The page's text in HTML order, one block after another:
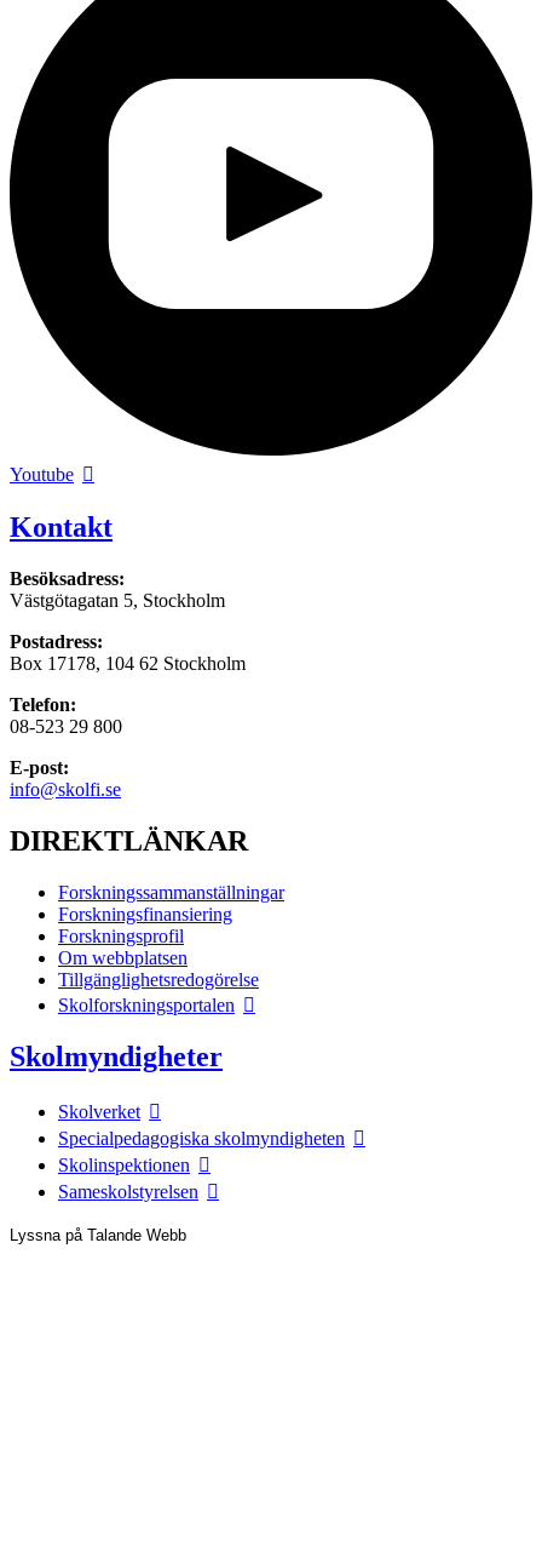
Youtube
Kontakt
Besöksadress:
Västgötagatan 5, Stockholm
Postadress:
Box 17178, 104 62 Stockholm
Telefon:
08-523 29 800
E-post:
info@skolfi.se
DIREKTLÄNKAR
Forskningssammanställningar
Forskningsfinansiering
Forskningsprofil
Om webbplatsen
Tillgänglighetsredogörelse
Skolforskningsportalen
Skolmyndigheter
Skolverket
Specialpedagogiska skolmyndigheten
Skolinspektionen
Sameskolstyrelsen
Lyssna på Talande Webb